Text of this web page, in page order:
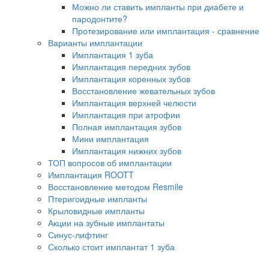
Можно ли ставить импланты при диабете и
пародонтите?
Протезирование или имплантация - сравнение
Варианты имплантации
Имплантация 1 зуба
Имплантация передних зубов
Имплантация коренных зубов
Восстановление жевательных зубов
Имплантация верхней челюсти
Имплантация при атрофии
Полная имплантация зубов
Мини имплантация
Имплантация нижних зубов
ТОП вопросов об имплантации
Имплантация ROOTT
Восстановление методом Resmile
Птеригоидные импланты
Крыловидные импланты
Акции на зубные имплантаты
Синус-лифтинг
Сколько стоит имплантат 1 зуба